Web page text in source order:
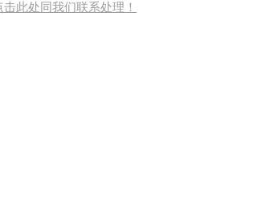
此处同我们联系处理！